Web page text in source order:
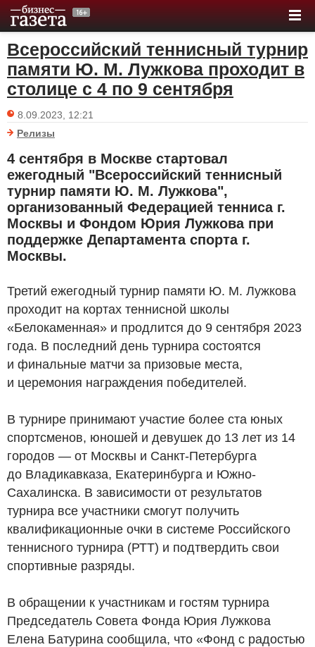
Всероссийский теннисный турнир
памяти Ю. М. Лужкова проходит в
столице с 4 по 9 сентября
8.09.2023, 12:21
Релизы
4 сентября в Москве стартовал
ежегодный "Всероссийский теннисный
турнир памяти Ю. М. Лужкова",
организованный Федерацией тенниса г.
Москвы и Фондом Юрия Лужкова при
поддержке Департамента спорта г.
Москвы.
Третий ежегодный турнир памяти Ю. М. Лужкова
проходит на кортах теннисной школы
«Белокаменная» и продлится до 9 сентября 2023
года. В последний день турнира состоятся
и финальные матчи за призовые места,
и церемония награждения победителей.
В турнире принимают участие более ста юных
спортсменов, юношей и девушек до 13 лет из 14
городов — от Москвы и Санкт-Петербурга
до Владикавказа, Екатеринбурга и Южно-
Сахалинска. В зависимости от результатов
турнира все участники смогут получить
квалификационные очки в системе Российского
теннисного турнира (РТТ) и подтвердить свои
спортивные разряды.
В обращении к участникам и гостям турнира
Председатель Совета Фонда Юрия Лужкова
Елена Батурина сообщила, что «Фонд с радостью